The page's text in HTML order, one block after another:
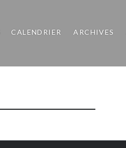
CALENDRIER ARCHIVES